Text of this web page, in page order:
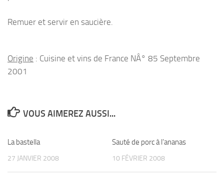
Remuer et servir en saucière.
Origine : Cuisine et vins de France NÂ° 85 Septembre
2001
VOUS AIMEREZ AUSSI...
La bastella
27 JANVIER 2008
Sauté de porc à l’ananas
10 FÉVRIER 2008